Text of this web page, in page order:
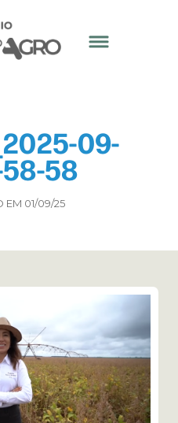
09-
58-58
EM 01/09/25